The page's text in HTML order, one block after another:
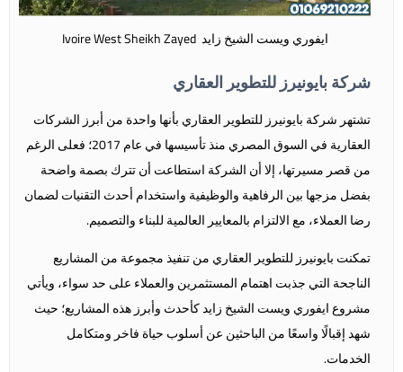
ايفوري ويست الشيخ زايد Ivoire West Sheikh Zayed
شركة بايونيرز للتطوير العقاري
تشتهر شركة بايونيرز للتطوير العقاري بأنها واحدة من أبرز الشركات
العقارية في السوق المصري منذ تأسيسها في عام 2017؛ فعلى الرغم
من قصر مسيرتها، إلا أن الشركة استطاعت أن تترك بصمة واضحة
بفضل مزجها بين الرفاهية والوظيفية واستخدام أحدث التقنيات لضمان
رضا العملاء، مع الالتزام بالمعايير العالمية للبناء والتصميم.
تمكنت بايونيرز للتطوير العقاري من تنفيذ مجموعة من المشاريع
الناجحة التي جذبت اهتمام المستثمرين والعملاء على حد سواء، ويأتي
مشروعايفوري ويست الشيخ زايدكأحدث وأبرز هذه المشاريع؛ حيث
شهد إقبالًا واسعًا من الباحثين عن أسلوب حياة فاخر ومتكامل
الخدمات.